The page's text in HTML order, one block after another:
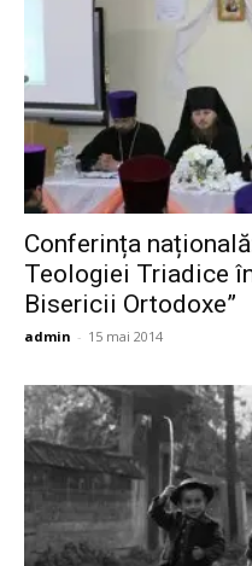
Conferința
Teologiei Triadice
Bisericii Ortodoxe”
admin - 15 mai 2014